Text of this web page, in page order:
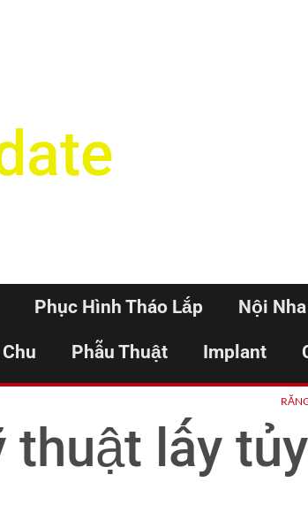
Phục Hình Tháo Lắp Nội Nha
Phẫu Thuật Implant
thuật lấy